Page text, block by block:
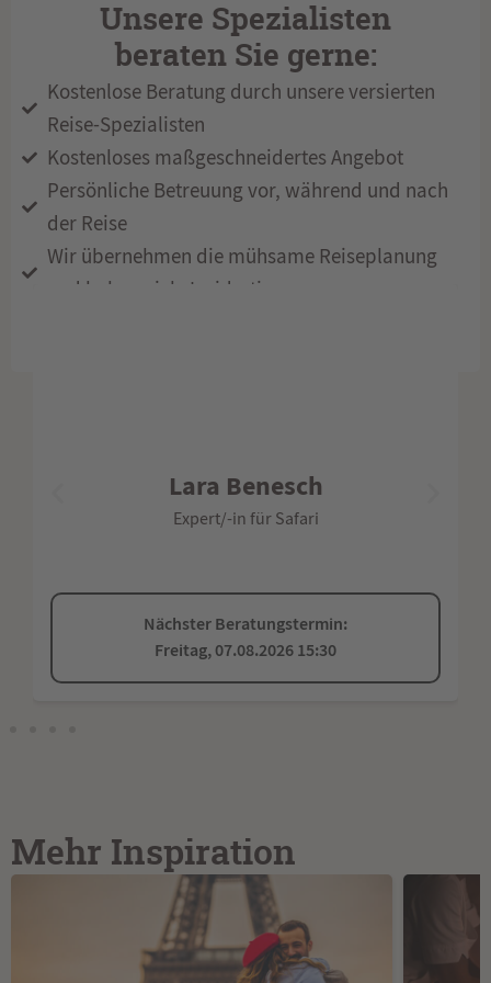
Unsere Spezialisten
beraten Sie gerne:
Kostenlose Beratung durch unsere versierten
Reise-Spezialisten
Kostenloses maßgeschneidertes Angebot
Persönliche Betreuung vor, während und nach
der Reise
Wir übernehmen die mühsame Reiseplanung
und haben viele Insidertipps
Matthias Utz
Expert/-in für Südafrika, und Safari
Nächster Beratungstermin:
Samstag, 08.08.2026 10:00
Mehr Inspiration